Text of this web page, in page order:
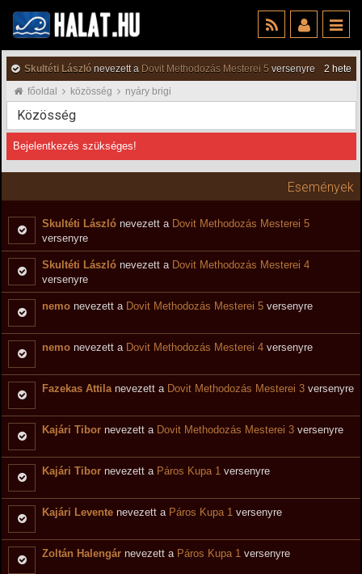
Skultéti László nevezett a Dovit Methodozás Mesterei 5 versenyre
2 hete
főoldal
közösség nyáry brigi
Közösség
Bejelentkezés szükséges!
Események
Skultéti László nevezett a Dovit Methodozás Mesterei 5
versenyre
Skultéti László nevezett a Dovit Methodozás Mesterei 4
versenyre
nemo nevezett a Dovit Methodozás Mesterei 5 versenyre
nemo nevezett a Dovit Methodozás Mesterei 4 versenyre
Fazekas Attilanevezett a Dovit Methodozás Mesterei 3 versenyre
Kajári Tibor nevezett a Dovit Methodozás Mesterei 3 versenyre
Kajári Tibor nevezett a Páros Kupa 1 versenyre
Kajári Levente nevezett a Páros Kupa 1 versenyre
Zoltán Halengár nevezett a Páros Kupa 1 versenyre